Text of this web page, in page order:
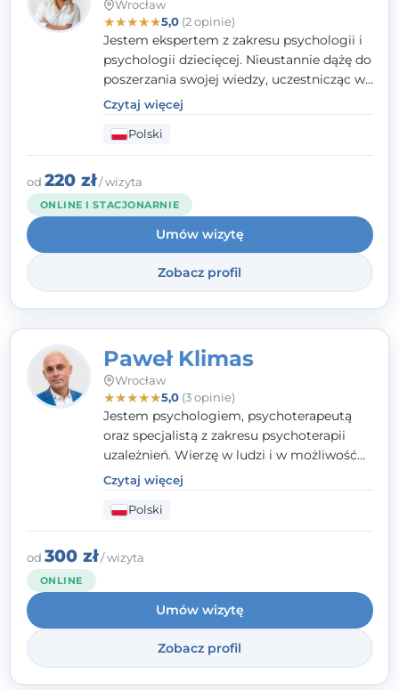
Wrocław
★★★★★5,0(2 opinie)
Jestem ekspertem z zakresu psychologii i
psychologii dziecięcej. Nieustannie dążę do
poszerzania swojej wiedzy, uczestnicząc w
różnorodnych szkoleniach. Pracując z
dziećmi, młodzieżą i młodymi dorosłymi
niezwykle ważne jest dla mnie poczucie
bezpieczeństwa, zrozumienia oraz wolności
w wyrażaniu swojego zdania. Kieruję się
etyką zawodową, wierząc, że każdy
człowiek powinien otrzymać wsparcie i
pomoc, by poradzić sobie ze swoimi
problemami.
Czytaj więcej
Polski
od 220 zł/ wizyta
ONLINE I STACJONARNIE
Umów wizytę
Zobacz profil
Paweł Klimas
Wrocław
★★★★★5,0(3 opinie)
Jestem psychologiem, psychoterapeutą
oraz specjalistą z zakresu psychoterapii
uzależnień. Wierzę w ludzi i w możliwość
wprowadzenia zmian w ich życiu. Bardzo
często przekonuje się o tym, że każdy z nas,
w tym Ty i ja, ma wpływ na swoje
szczęście. Należy uwierzyć w siebie i działać
w obranym kierunku.
Czytaj więcej
Polski
od 300 zł/ wizyta
ONLINE
Umów wizytę
Zobacz profil